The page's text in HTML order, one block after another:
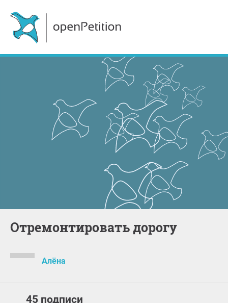
Отремонтировать дорогу
Алёна
45 подписи